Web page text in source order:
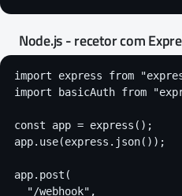
Node.js - recetor com
import express from
import basicAuth from
const app = express();
app.use(express.json());
app.post(
  "/webhook",